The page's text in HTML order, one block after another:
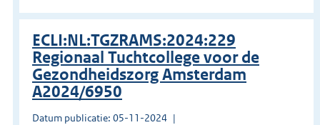
ECLI:NL:TGZRAMS:2024:229
Regionaal Tuchtcollege voor de
Gezondheidszorg Amsterdam
A2024/6950
Datum publicatie: 05-11-2024